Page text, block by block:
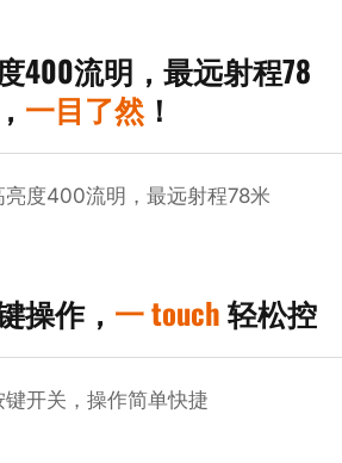
400流明，最远射程78
一目了然！
亮度400流明，最远射程78米
操作， 一 touch轻松控
键开关，操作简单快捷